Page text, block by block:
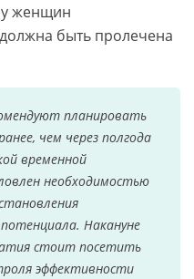
у женщин
быть пролечена
планировать
чем через полгода
временной
необходимостью
Накануне
стоит посетить
эффективности